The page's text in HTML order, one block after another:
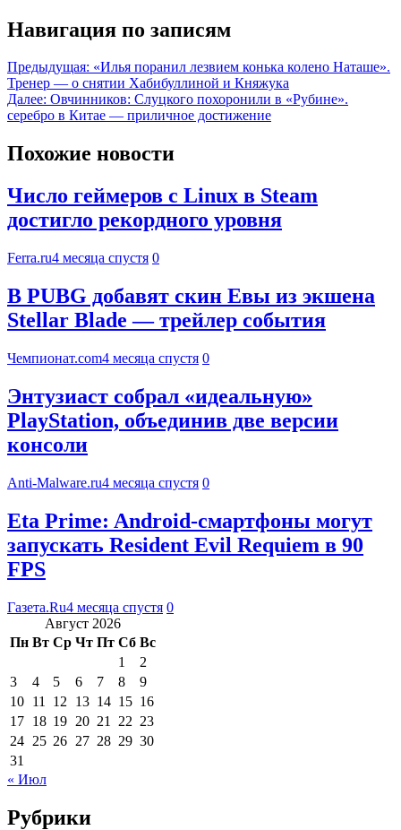
Навигация по записям
Предыдущая: «Илья поранил лезвием конька колено Наташе».
Тренер — о снятии Хабибуллиной и Княжука
Далее: Овчинников: Слуцкого похоронили в «Рубине».
серебро в Китае — приличное достижение
Похожие новости
Число геймеров с Linux в Steam
достигло рекордного уровня
Ferra.ru4 месяца спустя 0
В PUBG добавят скин Евы из экшена
Stellar Blade — трейлер события
Чемпионат.com4 месяца спустя 0
Энтузиаст собрал «идеальную»
PlayStation, объединив две версии
консоли
Anti-Malware.ru4 месяца спустя 0
Eta Prime: Android-смартфоны могут
запускать Resident Evil Requiem в 90
FPS
Газета.Ru4 месяца спустя 0
Август 2026
Пн Вт Ср Чт Пт Сб Вс
1
2
3
4 5 6 7 8
9
10 11 12 13 14 15 16
17 18 19 20 21 22 23
24 25 26 27 28 29 30
31
« Июл
Рубрики